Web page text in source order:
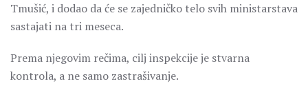
Tmušić, i dodao da će se zajedničko telo svih ministarstava
sastajati na tri meseca.
Prema njegovim rečima, cilj inspekcije je stvarna
kontrola, a ne samo zastrašivanje.